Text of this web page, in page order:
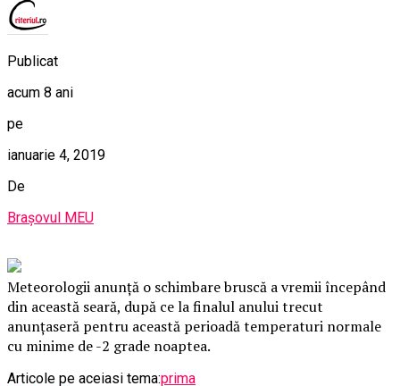
Publicat
acum 8 ani
pe
ianuarie 4, 2019
De
Brașovul MEU
Meteorologii anunță o schimbare bruscă a vremii începând
din această seară, după ce la finalul anului trecut
anunțaseră pentru această perioadă temperaturi normale
cu minime de -2 grade noaptea.
Articole pe aceiasi tema:prima